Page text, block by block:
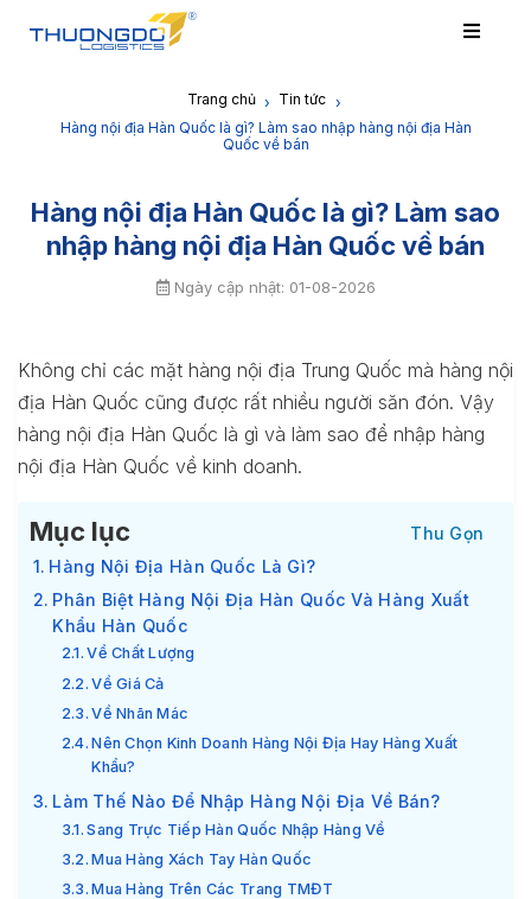
Trang chủ › Tin tức ›
Hàng nội địa Hàn Quốc là gì? Làm sao nhập hàng nội địa Hàn
Quốc về bán
Hàng nội địa Hàn Quốc là gì? Làm sao
nhập hàng nội địa Hàn Quốc về bán
Ngày cập nhật: 01-08-2026
Không chỉ các mặt hàng nội địa Trung Quốc mà hàng nội
địa Hàn Quốc cũng được rất nhiều người săn đón. Vậy
hàng nội địa Hàn Quốc là gì và làm sao để nhập hàng
nội địa Hàn Quốc về kinh doanh.
Mục lục
Hàng Nội Địa Hàn Quốc Là Gì?
Phân Biệt Hàng Nội Địa Hàn Quốc Và Hàng Xuất
Khẩu Hàn Quốc
Về Chất Lượng
Về Giá Cả
Về Nhãn Mác
Nên Chọn Kinh Doanh Hàng Nội Địa Hay Hàng Xuất
Khẩu?
Làm Thế Nào Để Nhập Hàng Nội Địa Về Bán?
Sang Trực Tiếp Hàn Quốc Nhập Hàng Về
Mua Hàng Xách Tay Hàn Quốc
Mua Hàng Trên Các Trang TMĐT